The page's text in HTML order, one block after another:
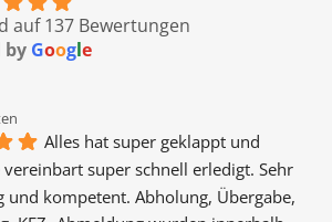
auf 137 Bewertungen
by Google
Alles hat super geklappt und
super schnell erledigt. Sehr
und kompetent. Abholung, Übergabe,